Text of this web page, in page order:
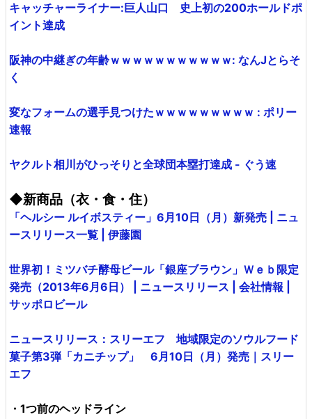
キャッチャーライナー:巨人山口 史上初の200ホールドポ
イント達成
阪神の中継ぎの年齢ｗｗｗｗｗｗｗｗｗｗｗ: なんJとらそ
く
変なフォームの選手見つけたｗｗｗｗｗｗｗｗｗ : ポリー
速報
ヤクルト相川がひっそりと全球団本塁打達成 - ぐう速
◆新商品（衣・食・住）
「ヘルシー ルイボスティー」6月10日（月）新発売 | ニュ
ースリリース一覧 | 伊藤園
世界初！ミツバチ酵母ビール「銀座ブラウン」Ｗｅｂ限定
発売（2013年6月6日） | ニュースリリース | 会社情報 |
サッポロビール
ニュースリリース：スリーエフ 地域限定のソウルフード
菓子第3弾「カニチップ」 6月10日（月）発売｜スリー
エフ
・1つ前のヘッドライン